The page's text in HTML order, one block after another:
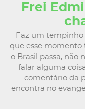
Frei
Faz um tempinho
que esse momento
o Brasil passa, não
falar alguma
comentário da
encontra no